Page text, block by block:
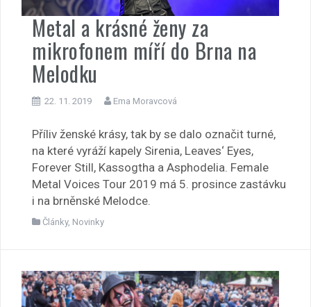
Metal a krásné ženy za
mikrofonem míří do Brna na
Melodku
22. 11. 2019 Ema Moravcová
Příliv ženské krásy, tak by se dalo označit turné,
na které vyráží kapely Sirenia, Leaves‘ Eyes,
Forever Still, Kassogtha a Asphodelia. Female
Metal Voices Tour 2019 má 5. prosince zastávku
i na brněnské Melodce.
Články, Novinky